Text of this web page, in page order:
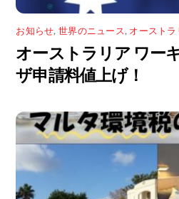
お知らせ, 世界のニュース, オースト
オーストラリア ワー
ザ申請料値上げ！